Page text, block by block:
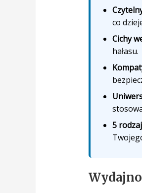
co
Cichy
hałasu.
5